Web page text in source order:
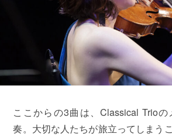
ここからの3曲は、Classical Trio
奏。大切な人たちが旅立ってしまう